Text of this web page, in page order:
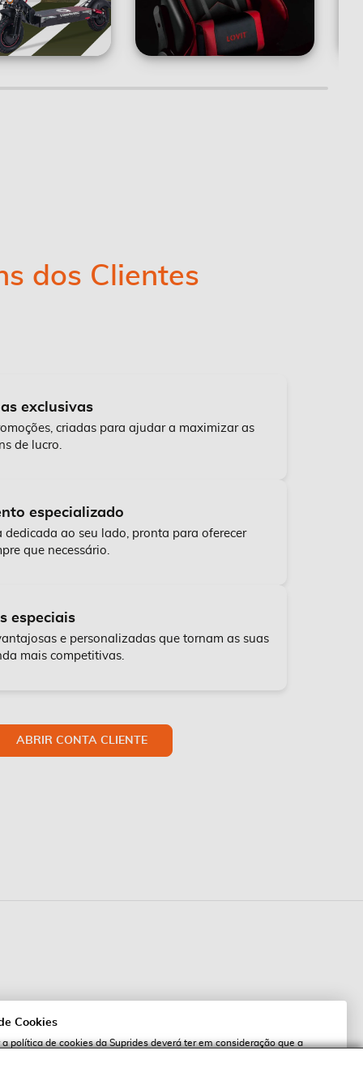
dos Clientes
exclusivas
criadas para ajudar a maximizar as
de lucro.
especializado
dedicada ao seu lado, pronta para oferecer
que necessário.
especiais
e personalizadas que tornam as suas
mais competitivas.
ABRIR CONTA CLIENTE
Cookies
política de cookies da Suprides deverá ter em consideração que a